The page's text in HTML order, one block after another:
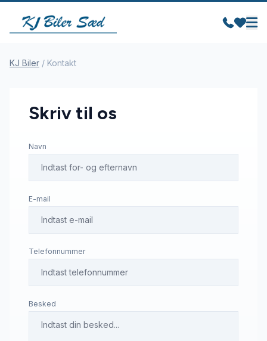
KJ Biler / Kontakt
Skriv til os
Navn
E-mail
Telefonnummer
Besked